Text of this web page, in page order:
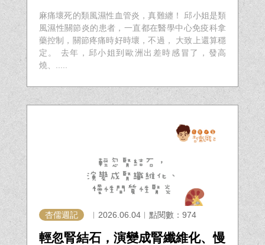
麻痛壞死的類風濕性血管炎，真難纏！ 邱小姐是類
風濕性關節炎的患者，一直都在醫學中心免疫科拿
藥控制，關節疼痛時好時壞，不過， 大致上還算穩
定。 去年，邱小姐到歐洲出差時感冒了，發高
燒、.....
杏儒週記 ︱2026.06.04︱點閱數：974
輕忽腎結石，演變成腎纖維化、慢